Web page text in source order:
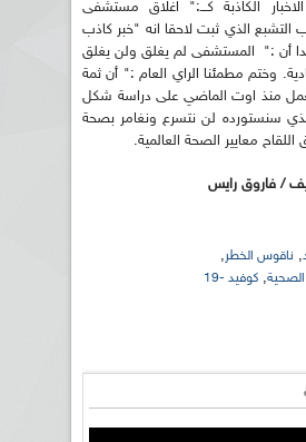
الكاذبة كـــ:" اغلاق مستشفى
الذي ثبت لاحقا انه "خبر كاذب
أن :" المستشفى لم يغلق ولن يغلق
وختم مطمئنا الراي العام :" أن ثمة
تعمل منذ اوت الماضي على دراسة شكل
سنستورده لن نتسرع ونغامر بصحة
معايير الصحة العالمية.
/ فاروق رايس
, ناقوس الخطر,
الصحية, كوفيد -19